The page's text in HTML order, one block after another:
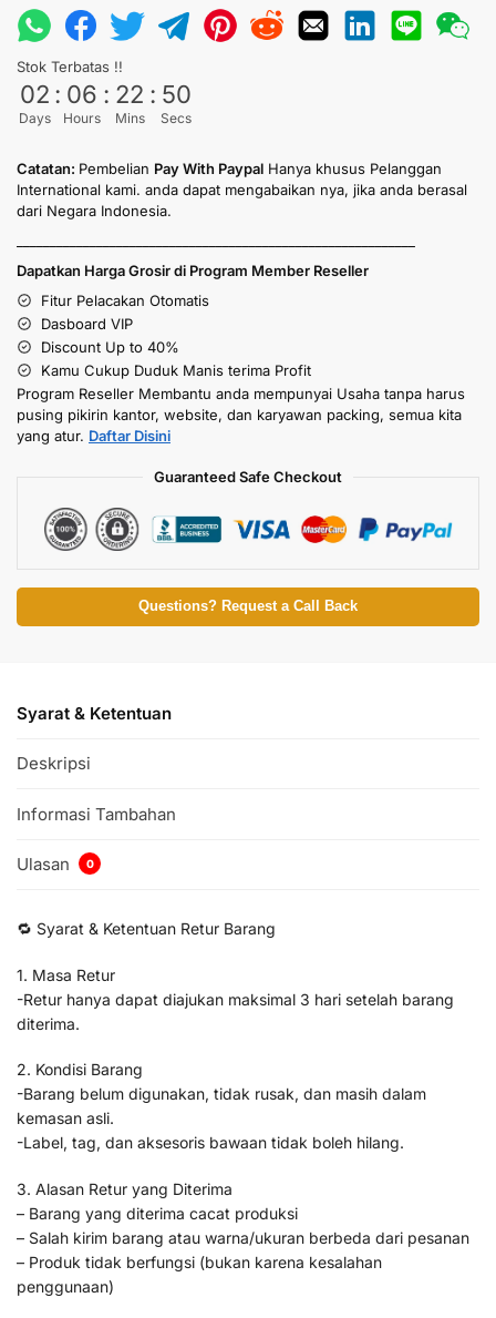
Stok Terbatas !!
02
Days
: 06
Hours
: 22
Mins
: 50
Secs
Catatan: Pembelian Pay With Paypal Hanya khusus Pelanggan
International kami. anda dapat mengabaikan nya, jika anda berasal
dari Negara Indonesia.
Dapatkan Harga Grosir di Program Member Reseller
Fitur Pelacakan Otomatis
Dasboard VIP
Discount Up to 40%
Kamu Cukup Duduk Manis terima Profit
Program Reseller Membantu anda mempunyai Usaha tanpa harus
pusing pikirin kantor, website, dan karyawan packing, semua kita
yang atur. Daftar Disini
Guaranteed Safe Checkout
Questions? Request a Call Back
Syarat & Ketentuan
Deskripsi
Informasi Tambahan
Ulasan 0
🔁 Syarat & Ketentuan Retur Barang
1. Masa Retur
-Retur hanya dapat diajukan maksimal 3 hari setelah barang
diterima.
2. Kondisi Barang
-Barang belum digunakan, tidak rusak, dan masih dalam
kemasan asli.
-Label, tag, dan aksesoris bawaan tidak boleh hilang.
3. Alasan Retur yang Diterima
– Barang yang diterima cacat produksi
– Salah kirim barang atau warna/ukuran berbeda dari pesanan
– Produk tidak berfungsi (bukan karena kesalahan
penggunaan)